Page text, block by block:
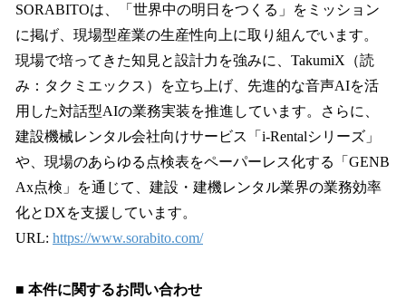
SORABITOは、「世界中の明日をつくる」をミッション
に掲げ、現場型産業の生産性向上に取り組んでいます。
現場で培ってきた知見と設計力を強みに、TakumiX（読
み：タクミエックス）を立ち上げ、先進的な音声AIを活
用した対話型AIの業務実装を推進しています。さらに、
建設機械レンタル会社向けサービス「i-Rentalシリーズ」
や、現場のあらゆる点検表をペーパーレス化する「GENB
Ax点検」を通じて、建設・建機レンタル業界の業務効率
化とDXを支援しています。
URL: https://www.sorabito.com/
■ 本件に関するお問い合わせ